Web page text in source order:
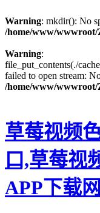
Warning: mkdir(): No
/home/www/
Warning:
file_put_contents(./
failed to open stream:
/home/www/
草莓视频
口,草莓视
APP下载